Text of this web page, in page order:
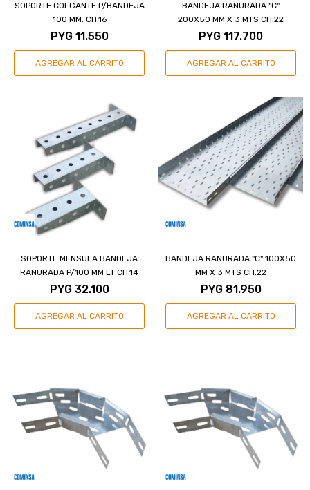
SOPORTE COLGANTE P/BANDEJA
100 MM. CH.16
PYG 11.550
BANDEJA RANURADA "C"
200X50 MM X 3 MTS CH.22
PYG 117.700
SOPORTE MENSULA BANDEJA
RANURADA P/100 MM LT CH.14
PYG 32.100
BANDEJA RANURADA "C" 100X50
MM X 3 MTS CH.22
PYG 81.950